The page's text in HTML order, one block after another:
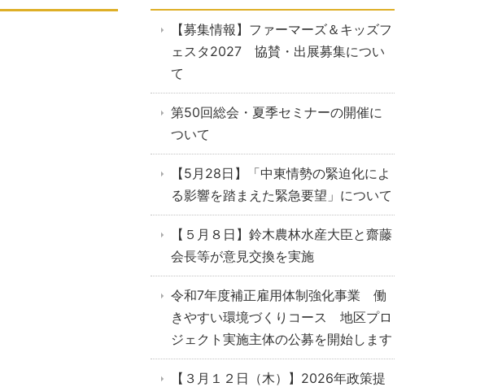
【募集情報】ファーマーズ＆キッズフ
ェスタ2027 協賛・出展募集につい
て
第50回総会・夏季セミナーの開催に
ついて
【5月28日】「中東情勢の緊迫化によ
る影響を踏まえた緊急要望」について
【５月８日】鈴木農林水産大臣と齋藤
会長等が意見交換を実施
令和7年度補正雇用体制強化事業 働
きやすい環境づくりコース 地区プロ
ジェクト実施主体の公募を開始します
【３月１２日（木）】2026年政策提